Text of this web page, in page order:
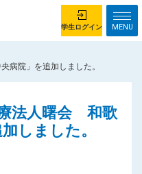
イン
業を探す
ょこっと仕事体験コース
学生ログイン MENU
病院」を追加しました。
法人曙会 和歌
しました。